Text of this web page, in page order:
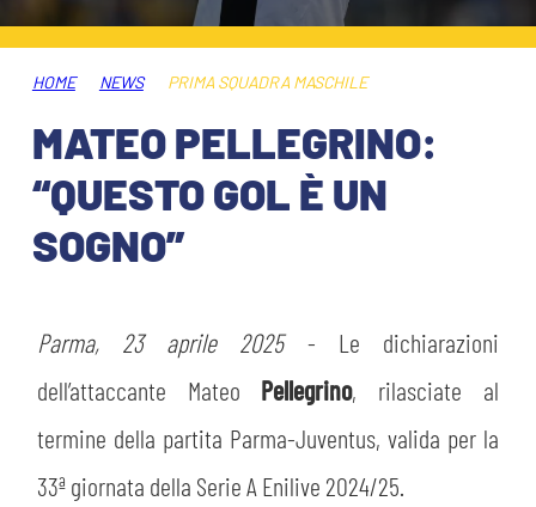
ABBONAMENTI
INFO BIGLIETTI
MUSEUM CLUB EXPERIENCE
TARDINI CARD
TRASFERTE
TICKET GIFT CARD
SHOP
HOSPITALITY
HOSPITALITY
MUSEUM CLUB EXPERIENCE
ESPORTS
ORGANIGRAMMA
MUTTI TRAINING CENTER
STADIO TARDINI
HOME NEWS PRIMA SQUADRA MASCHILE
MATEO PELLEGRINO:
“QUESTO GOL È UN
SOGNO”
Parma, 23 aprile 2025- Le dichiarazioni
dell’attaccante Mateo Pellegrino, rilasciate al
termine della partita Parma-Juventus, valida per la
33ª giornata della Serie A Enilive 2024/25.